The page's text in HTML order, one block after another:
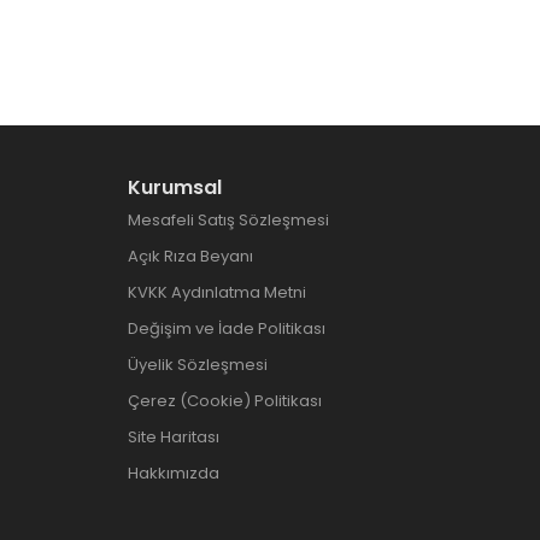
Kurumsal
Mesafeli Satış Sözleşmesi
Açık Rıza Beyanı
KVKK Aydınlatma Metni
Değişim ve İade Politikası
Üyelik Sözleşmesi
Çerez (Cookie) Politikası
Site Haritası
Hakkımızda